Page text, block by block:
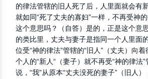
的律法管辖的旧人死了后，人里面就会有
就如同“死了丈夫的寡妇”一样，不再受神
这个意思吗？（自答）是的，正是这个意
的类比里，丈夫与妻子是指同一个人里面
位受“神的律法”管辖的“旧人”（丈夫）向
个人的“新人“（妻子）就不再受“神的律法
说，“我”从原本“丈夫没死的妻子”（旧人